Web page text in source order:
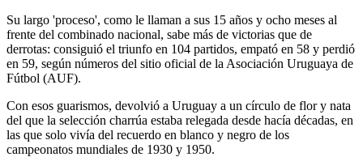
Su largo 'proceso', como le llaman a sus 15 años y ocho meses al
frente del combinado nacional, sabe más de victorias que de
derrotas: consiguió el triunfo en 104 partidos, empató en 58 y perdió
en 59, según números del sitio oficial de la Asociación Uruguaya de
Fútbol (AUF).
Con esos guarismos, devolvió a Uruguay a un círculo de flor y nata
del que la selección charrúa estaba relegada desde hacía décadas, en
las que solo vivía del recuerdo en blanco y negro de los
campeonatos mundiales de 1930 y 1950.